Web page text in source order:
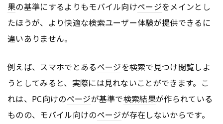
果の基準にするよりもモバイル向けページをメインとし
たほうが、より快適な検索ユーザー体験が提供できるに
違いありません。
例えば、スマホでとあるページを検索で見つけ閲覧しよ
うとしてみると、実際には見れないことができます。こ
れは、PC向けのページが基準で検索結果が作られている
ものの、モバイル向けのページが存在しないからです。